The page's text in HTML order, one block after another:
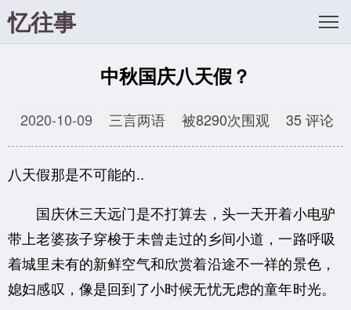
忆往事
中秋国庆八天假？
2020-10-09 三言两语 被8290次围观 35 评论
八天假那是不可能的..
国庆休三天远门是不打算去，头一天开着小电驴
带上老婆孩子穿梭于未曾走过的乡间小道，一路呼吸
着城里未有的新鲜空气和欣赏着沿途不一祥的景色，
媳妇感叹，像是回到了小时候无忧无虑的童年时光。